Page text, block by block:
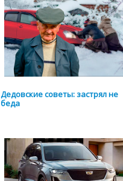
Дедовские советы: застрял не
беда